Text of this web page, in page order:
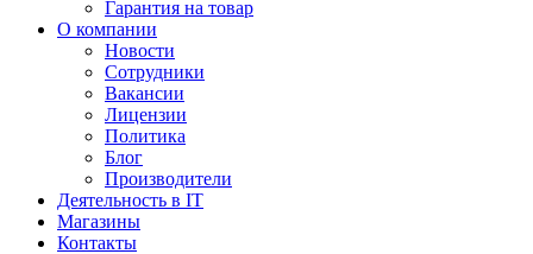
Гарантия на товар
О компании
Новости
Сотрудники
Вакансии
Лицензии
Политика
Блог
Производители
Деятельность в IT
Магазины
Контакты